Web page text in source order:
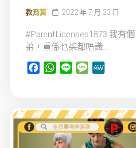
教育篇 2022 年 7 月 23 日
#ParentLicenses1873 我有
弟，重係乜柒都唔識...
FacebookWhatsApp
Line Message